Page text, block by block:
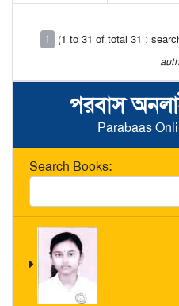
পরবাস
Parabaas
Search Books:
1
(1 to 31 of total 31 :